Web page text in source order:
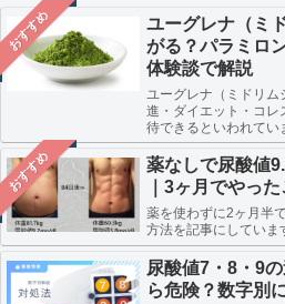
おすすめ
ユーグレナ（ミ
がる？パラミロ
体験談で解説
ユーグレナ（ミドリム
進・ダイエット・コレ
待できるといわれてい
おすすめ
薬なしで尿酸値
｜3ヶ月でやっ
薬を使わずに2ヶ月半
方法を記事にしていま
尿酸値7・8・9
ら危険？数字別